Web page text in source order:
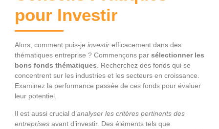
pour Investir
Alors, comment puis-je investir efficacement dans des
thématiques entreprise ? Commençons par sélectionner les
bons fonds thématiques . Recherchez des fonds qui se
concentrent sur les industries et les secteurs en croissance.
Examinez la performance passée de ces fonds pour évaluer
leur potentiel.
Il est aussi crucial d’analyser les critères pertinents des
entreprises avant d’investir. Des éléments tels que